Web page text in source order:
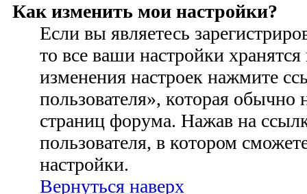
Как изменить мои настройки?
Если вы являетесь
то все ваши настройки
изменения настроек нажмите
пользователя», которая обычно
страниц форума. Нажав на
пользователя, в котором
настройки.
Вернуться наверх